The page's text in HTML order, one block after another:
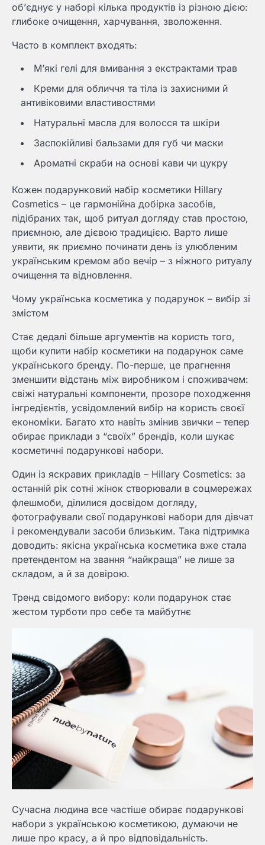
об’єднує у наборі кілька продуктів із різною дією:
глибоке очищення, харчування, зволоження.
Часто в комплект входять:
М’які гелі для вмивання з екстрактами трав
Креми для обличчя та тіла із захисними й
антивіковими властивостями
Натуральні масла для волосся та шкіри
Заспокійливі бальзами для губ чи маски
Ароматні скраби на основі кави чи цукру
Кожен подарунковий набір косметики Hillary
Cosmetics – це гармонійна добірка засобів,
підібраних так, щоб ритуал догляду став простою,
приємною, але дієвою традицією. Варто лише
уявити, як приємно починати день із улюбленим
українським кремом або вечір – з ніжного ритуалу
очищення та відновлення.
Чому українська косметика у подарунок – вибір зі
змістом
Стає дедалі більше аргументів на користь того,
щоби купити набір косметики на подарунок саме
українського бренду. По-перше, це прагнення
зменшити відстань між виробником і споживачем:
свіжі натуральні компоненти, прозоре походження
інгредієнтів, усвідомлений вибір на користь своєї
економіки. Багато хто навіть змінив звички – тепер
обирає приклади з “своїх” брендів, коли шукає
косметичні подарункові набори.
Один із яскравих прикладів – Hillary Cosmetics: за
останній рік сотні жінок створювали в соцмережах
флешмоби, ділилися досвідом догляду,
фотографували свої подарункові набори для дівчат
і рекомендували засоби близьким. Така підтримка
доводить: якісна українська косметика вже стала
претендентом на звання “найкраща” не лише за
складом, а й за довірою.
Тренд свідомого вибору: коли подарунок стає
жестом турботи про себе та майбутнє
Сучасна людина все частіше обирає подарункові
набори з українською косметикою, думаючи не
лише про красу, а й про відповідальність.